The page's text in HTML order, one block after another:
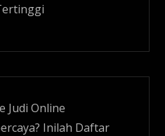
Judi Online
Inilah Daftar